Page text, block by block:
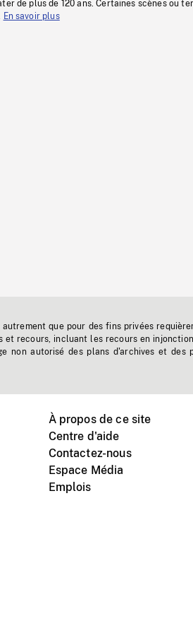
de plus de 120 ans. Certaines scènes ou
En savoir plus
que pour des fins privées
et recours, incluant les recours en
non autorisé des plans d'archives et des
À propos de ce site
Centre d'aide
Contactez-nous
Espace Média
Emplois